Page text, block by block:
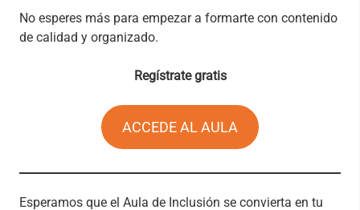
No esperes más para empezar a formarte con contenido
de calidad y organizado.
Regístrate gratis
ACCEDE AL AULA
Esperamos que el Aula de Inclusión se convierta en tu